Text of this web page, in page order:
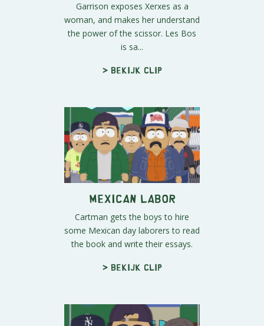
Garrison exposes Xerxes as a
woman, and makes her understand
the power of the scissor. Les Bos
is sa...
> Bekijk clip
Mexican Labor
Cartman gets the boys to hire
some Mexican day laborers to read
the book and write their essays.
> Bekijk clip